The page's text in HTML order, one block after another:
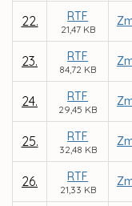
22. RTF
21,47 KB
23. RTF
84,72 KB
24. RTF
29,45 KB
25. RTF
32,48 KB
26. RTF
21,33 KB